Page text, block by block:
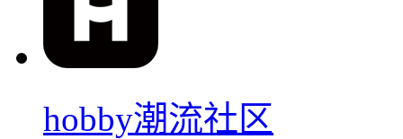
hobby潮流社区